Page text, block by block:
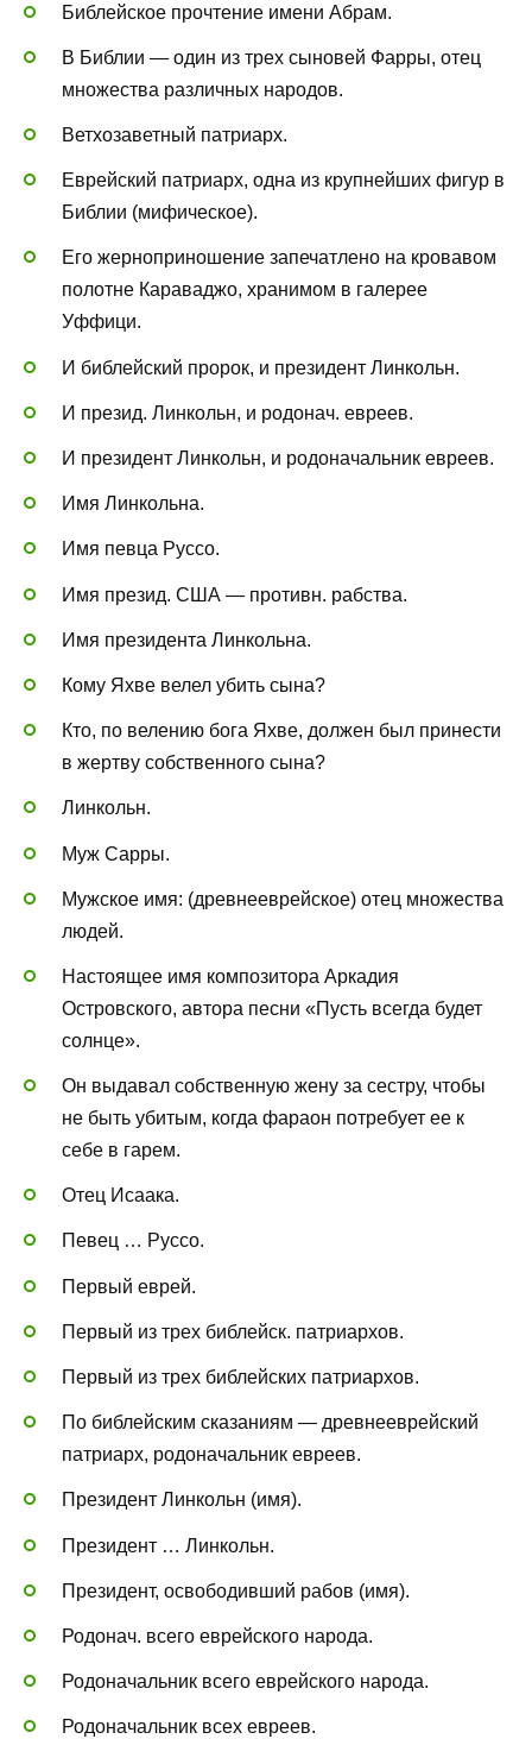
Библейское прочтение имени Абрам.
В Библии — один из трех сыновей Фарры, отец
множества различных народов.
Ветхозаветный патриарх.
Еврейский патриарх, одна из крупнейших фигур в
Библии (мифическое).
Его жерноприношение запечатлено на кровавом
полотне Караваджо, хранимом в галерее
Уффици.
И библейский пророк, и президент Линкольн.
И презид. Линкольн, и родонач. евреев.
И президент Линкольн, и родоначальник евреев.
Имя Линкольна.
Имя певца Руссо.
Имя презид. США — противн. рабства.
Имя президента Линкольна.
Кому Яхве велел убить сына?
Кто, по велению бога Яхве, должен был принести
в жертву собственного сына?
Линкольн.
Муж Сарры.
Мужское имя: (древнееврейское) отец множества
людей.
Настоящее имя композитора Аркадия
Островского, автора песни «Пусть всегда будет
солнце».
Он выдавал собственную жену за сестру, чтобы
не быть убитым, когда фараон потребует ее к
себе в гарем.
Отец Исаака.
Певец … Руссо.
Первый еврей.
Первый из трех библейск. патриархов.
Первый из трех библейских патриархов.
По библейским сказаниям — древнееврейский
патриарх, родоначальник евреев.
Президент Линкольн (имя).
Президент … Линкольн.
Президент, освободивший рабов (имя).
Родонач. всего еврейского народа.
Родоначальник всего еврейского народа.
Родоначальник всех евреев.